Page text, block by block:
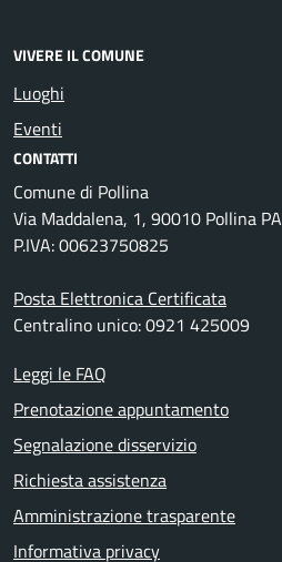
VIVERE IL COMUNE
Luoghi
Eventi
CONTATTI
Comune di Pollina
Via Maddalena, 1, 90010 Pollina PA
P.IVA: 00623750825
Posta Elettronica Certificata
Centralino unico: 0921 425009
Leggi le FAQ
Prenotazione appuntamento
Segnalazione disservizio
Richiesta assistenza
Amministrazione trasparente
Informativa privacy